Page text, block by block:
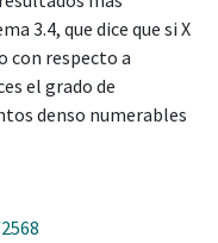
3.4, que dice que si X
con respecto a
el grado de
denso numerables